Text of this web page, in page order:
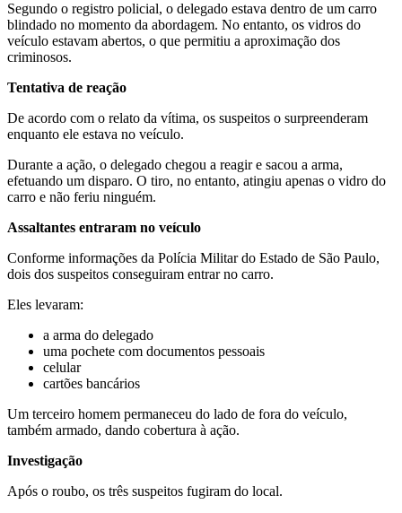
Segundo o registro policial, o delegado estava dentro de um carro
blindado no momento da abordagem. No entanto, os vidros do
veículo estavam abertos, o que permitiu a aproximação dos
criminosos.
Tentativa de reação
De acordo com o relato da vítima, os suspeitos o surpreenderam
enquanto ele estava no veículo.
Durante a ação, o delegado chegou a reagir e sacou a arma,
efetuando um disparo. O tiro, no entanto, atingiu apenas o vidro do
carro e não feriu ninguém.
Assaltantes entraram no veículo
Conforme informações da Polícia Militar do Estado de São Paulo,
dois dos suspeitos conseguiram entrar no carro.
Eles levaram:
a arma do delegado
uma pochete com documentos pessoais
celular
cartões bancários
Um terceiro homem permaneceu do lado de fora do veículo,
também armado, dando cobertura à ação.
Investigação
Após o roubo, os três suspeitos fugiram do local.